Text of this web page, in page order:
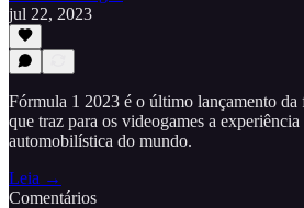
jul 22, 2023
Fórmula 1 2023 é o último lançamento
que traz para os videogames a
automobilística do mundo.
Leia →
Comentários